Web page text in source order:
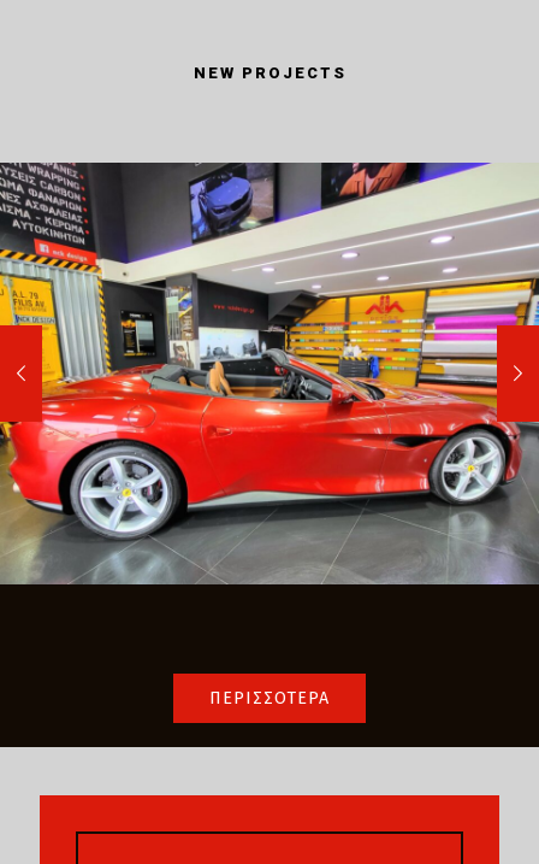
NEW PROJECTS
ΠΕΡΙΣΣΟΤΕΡΑ